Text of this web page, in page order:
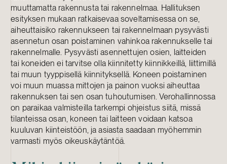
muuttamatta rakennusta tai rakennelmaa. Hallituksen
esityksen mukaan ratkaisevaa soveltamisessa on se,
aiheuttaisiko rakennukseen tai rakennelmaan pysyvästi
asennetun osan poistaminen vahinkoa rakennukselle tai
rakennelmalle. Pysyvästi asennettujen osien, laitteiden
tai koneiden ei tarvitse olla kiinnitetty kiinnikkeillä, liittimillä
tai muun tyyppisellä kiinnityksellä. Koneen poistaminen
voi muun muassa mittojen ja painon vuoksi aiheuttaa
rakennuksen tai sen osan tuhoutumisen. Verohallinnossa
on paraikaa valmisteilla tarkempi ohjeistus siitä, missä
tilanteissa osan, koneen tai laitteen voidaan katsoa
kuuluvan kiinteistöön, ja asiasta saadaan myöhemmin
varmasti myös oikeuskäytäntöä.